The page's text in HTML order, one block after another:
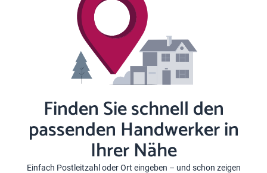
Finden Sie schnell den
passenden Handwerker in
Ihrer Nähe
Einfach Postleitzahl oder Ort eingeben – und schon zeigen